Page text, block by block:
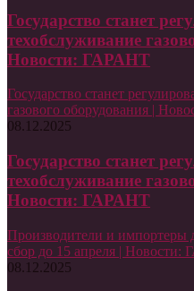
Государство станет
техобслуживание
Новости: ГАРАНТ
Государство станет
газового оборудования |
08.12.2025
Государство станет
техобслуживание
Новости: ГАРАНТ
Производители и импортеры
сбор до 15 апреля | Новости:
08.12.2025